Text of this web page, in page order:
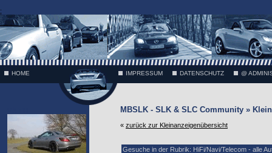
;
HOME IMPRESSUM DATENSCHUTZ @
MBSLK - SLK & SLC Community »
« zurück zur Kleinanzeigenübersicht
Gesuche in der Rubrik: HiFi/Navi/Telecom - alle